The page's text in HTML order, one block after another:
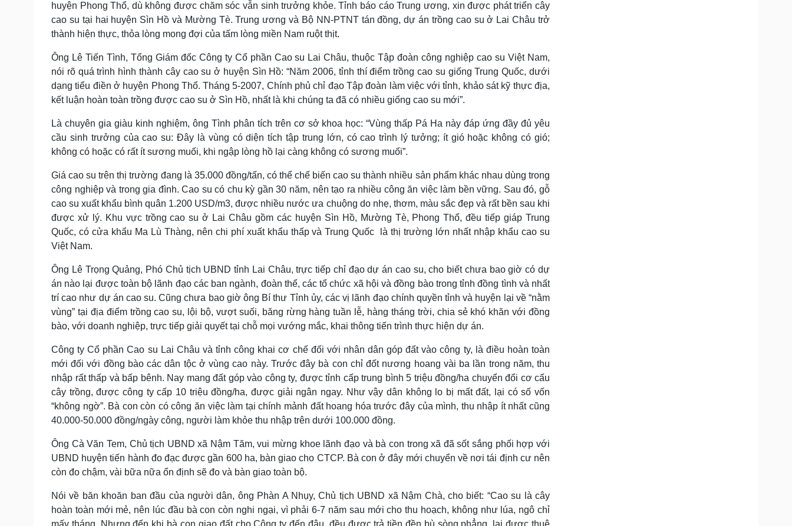
huyện Phong Thổ, dù không được chăm sóc vẫn sinh trưởng khỏe. Tỉnh báo cáo Trung ương, xin được phát triển cây
cao su tại hai huyện Sìn Hồ và Mường Tè. Trung ương và Bộ NN-PTNT tán đồng, dự án trồng cao su ở Lai Châu trở
thành hiện thực, thỏa lòng mong đợi của tấm lòng miền Nam ruột thịt.
Ông Lê Tiến Tình, Tổng Giám đốc Công ty Cổ phần Cao su Lai Châu, thuộc Tập đoàn công nghiệp cao su Việt Nam,
nói rõ quá trình hình thành cây cao su ở huyện Sìn Hồ: “Năm 2006, tỉnh thí điểm trồng cao su giống Trung Quốc, dưới
dạng tiểu điền ở huyện Phong Thổ. Tháng 5-2007, Chính phủ chỉ đạo Tập đoàn làm việc với tỉnh, khảo sát kỹ thực địa,
kết luận hoàn toàn trồng được cao su ở Sìn Hồ, nhất là khi chúng ta đã có nhiều giống cao su mới”.
Là chuyên gia giàu kinh nghiệm, ông Tình phân tích trên cơ sở khoa học: “Vùng thấp Pá Ha này đáp ứng đầy đủ yêu
cầu sinh trưởng của cao su: Đây là vùng có diện tích tập trung lớn, có cao trình lý tưởng; ít gió hoặc không có gió;
không có hoặc có rất ít sương muối, khi ngập lòng hồ lại càng không có sương muối”.
Giá cao su trên thị trường đang là 35.000 đồng/tấn, có thể chế biến cao su thành nhiều sản phẩm khác nhau dùng trong
công nghiệp và trong gia đình. Cao su có chu kỳ gần 30 năm, nên tạo ra nhiều công ăn việc làm bền vững. Sau đó, gỗ
cao su xuất khẩu bình quân 1.200 USD/m3, được nhiều nước ưa chuộng do nhẹ, thơm, màu sắc đẹp và rất bền sau khi
được xử lý. Khu vực trồng cao su ở Lai Châu gồm các huyện Sìn Hồ, Mường Tè, Phong Thổ, đều tiếp giáp Trung
Quốc, có cửa khẩu Ma Lù Thàng, nên chi phí xuất khẩu thấp và Trung Quốc là thị trường lớn nhất nhập khẩu cao su
Việt Nam.
Ông Lê Trọng Quảng, Phó Chủ tịch UBND tỉnh Lai Châu, trực tiếp chỉ đạo dự án cao su, cho biết chưa bao giờ có dự
án nào lại được toàn bộ lãnh đạo các ban ngành, đoàn thể, các tổ chức xã hội và đồng bào trong tỉnh đồng tình và nhất
trí cao như dự án cao su. Cũng chưa bao giờ ông Bí thư Tỉnh ủy, các vị lãnh đạo chính quyền tỉnh và huyện lại về “nằm
vùng” tại địa điểm trồng cao su, lội bộ, vượt suối, băng rừng hàng tuần lễ, hàng tháng trời, chia sẻ khó khăn với đồng
bào, với doanh nghiệp, trực tiếp giải quyết tại chỗ mọi vướng mắc, khai thông tiến trình thực hiện dự án.
Công ty Cổ phần Cao su Lai Châu và tỉnh công khai cơ chế đối với nhân dân góp đất vào công ty, là điều hoàn toàn
mới đối với đồng bào các dân tộc ở vùng cao này. Trước đây bà con chỉ đốt nương hoang vài ba lần trong năm, thu
nhập rất thấp và bấp bênh. Nay mang đất góp vào công ty, được tỉnh cấp trung bình 5 triệu đồng/ha chuyển đổi cơ cấu
cây trồng, được công ty cấp 10 triệu đồng/ha, được giải ngân ngay. Như vậy dân không lo bị mất đất, lại có số vốn
“không ngờ”. Bà con còn có công ăn việc làm tại chính mảnh đất hoang hóa trước đây của mình, thu nhập ít nhất cũng
40.000-50.000 đồng/ngày công, người làm khỏe thu nhập trên dưới 100.000 đồng.
Ông Cà Văn Tem, Chủ tịch UBND xã Nậm Tăm, vui mừng khoe lãnh đạo và bà con trong xã đã sốt sắng phối hợp với
UBND huyện tiến hành đo đạc được gần 600 ha, bàn giao cho CTCP. Bà con ở đây mới chuyển về nơi tái định cư nên
còn đo chậm, vài bữa nữa ổn định sẽ đo và bàn giao toàn bộ.
Nói về băn khoăn ban đầu của người dân, ông Phàn A Nhụy, Chủ tịch UBND xã Nậm Chà, cho biết: “Cao su là cây
hoàn toàn mới mẻ, nên lúc đầu bà con còn nghi ngại, vì phải 6-7 năm sau mới cho thu hoạch, không như lúa, ngô chỉ
mấy tháng. Nhưng đến khi bà con giao đất cho Công ty đến đâu, đều được trả tiền đền bù sòng phẳng, lại được thuê